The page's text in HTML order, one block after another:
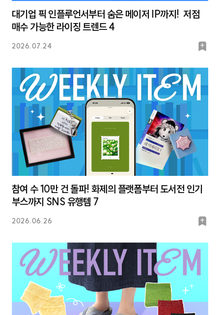
대기업 픽 인플루언서부터 숨은 메이저 IP까지! 저점
매수 가능한 라이징 트렌드 4
2026.07.24
북
크
참여 수 10만 건 돌파! 화제의 플랫폼부터 도서전 인기
부스까지 SNS 유행템 7
2026.06.26
북
크